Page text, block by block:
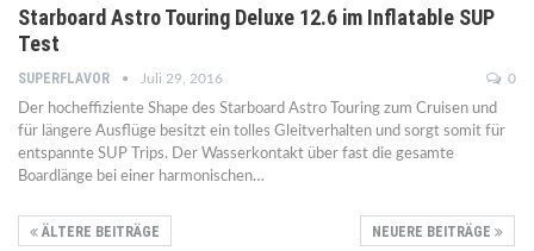
Starboard Astro Touring Deluxe 12.6 im Inflatable SUP
Test
SUPERFLAVOR Juli 29, 2016 0
Der hocheffiziente Shape des Starboard Astro Touring zum Cruisen und
für längere Ausflüge besitzt ein tolles Gleitverhalten und sorgt somit für
entspannte SUP Trips. Der Wasserkontakt über fast die gesamte
Boardlänge bei einer harmonischen…
ÄLTERE BEITRÄGE NEUERE BEITRÄGE